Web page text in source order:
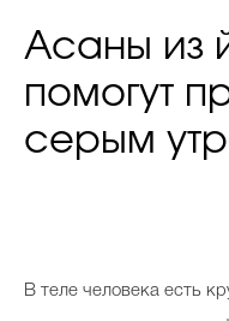
Асаны из
помогут
серым
В теле человека есть